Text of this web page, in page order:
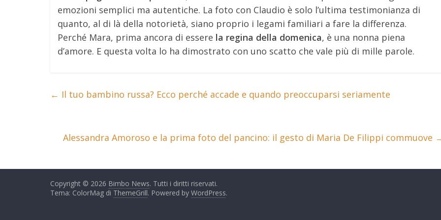
emozioni semplici ma autentiche. La foto con Claudio è solo l’ultima testimonianza di
quanto, al di là della notorietà, siano proprio i legami familiari a fare la differenza.
Perché Mara, prima ancora di essere la regina della domenica, è una nonna piena
d’amore. E questa volta lo ha dimostrato con uno scatto che vale più di mille parole.
← Il tuo bambino russa? Ecco perché accade e quando preoccuparsi seriamente
Alessandra Amoroso e la prima foto del pancino: il gesto di Maria De Filippi commuove
Copyright © 2026 Bimbo News. Tutti i diritti riservati.
Tema: ColorMag di ThemeGrill. Powered by WordPress.